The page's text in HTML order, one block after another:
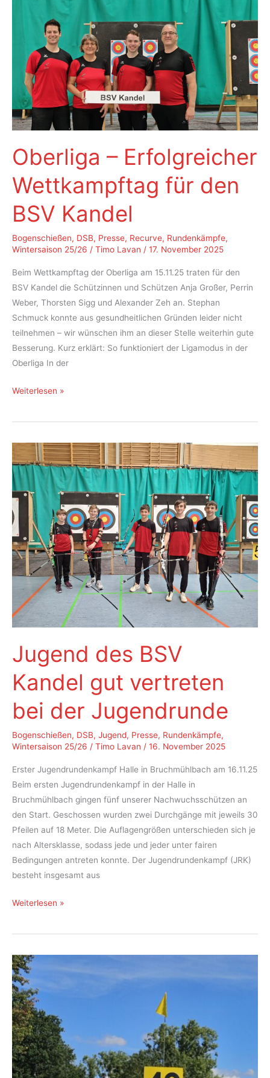
Kandel
Oberliga – Erfolgreicher
Wettkampftag für den
BSV Kandel
Bogenschießen, DSB, Presse, Recurve, Rundenkämpfe,
Wintersaison 25/26 / Timo Lavan / 17. November 2025
Beim Wettkampftag der Oberliga am 15.11.25 traten für den
BSV Kandel die Schützinnen und Schützen Anja Großer, Perrin
Weber, Thorsten Sigg und Alexander Zeh an. Stephan
Schmuck konnte aus gesundheitlichen Gründen leider nicht
teilnehmen – wir wünschen ihm an dieser Stelle weiterhin gute
Besserung. Kurz erklärt: So funktioniert der Ligamodus in der
Oberliga In der
Oberliga
Erfolgreicher
für
den
BSV
Kandel
Weiterlesen »
Jugend des BSV
Kandel gut vertreten
bei der Jugendrunde
Bogenschießen, DSB, Jugend, Presse, Rundenkämpfe,
Wintersaison 25/26 / Timo Lavan / 16. November 2025
Erster Jugendrundenkampf Halle in Bruchmühlbach am 16.11.25
Beim ersten Jugendrundenkampf in der Halle in
Bruchmühlbach gingen fünf unserer Nachwuchsschützen an
den Start. Geschossen wurden zwei Durchgänge mit jeweils 30
Pfeilen auf 18 Meter. Die Auflagengrößen unterschieden sich je
nach Altersklasse, sodass jede und jeder unter fairen
Bedingungen antreten konnte. Der Jugendrundenkampf (JRK)
besteht insgesamt aus
Jugend
BSV
gut
vertreten
bei
der
Jugendrunde
Weiterlesen »